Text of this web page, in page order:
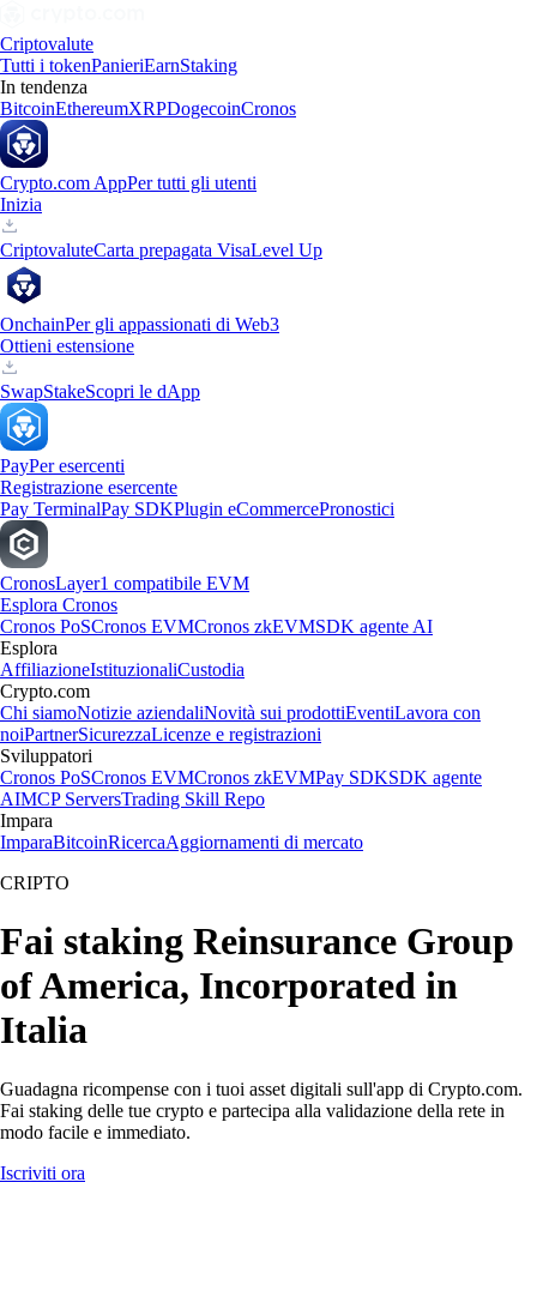
Criptovalute
Tutti i tokenPanieriEarnStaking
In tendenza
BitcoinEthereumXRPDogecoinCronos
Crypto.com AppPer tutti gli utenti
Inizia
CriptovaluteCarta prepagata VisaLevel Up
OnchainPer gli appassionati di Web3
Ottieni estensione
SwapStakeScopri le dApp
PayPer esercenti
Registrazione esercente
Pay TerminalPay SDKPlugin eCommercePronostici
CronosLayer1 compatibile EVM
Esplora Cronos
Cronos PoSCronos EVMCronos zkEVMSDK agente AI
Esplora
AffiliazioneIstituzionaliCustodia
Crypto.com
Chi siamoNotizie aziendaliNovità sui prodottiEventiLavora con
noiPartnerSicurezzaLicenze e registrazioni
Sviluppatori
Cronos PoSCronos EVMCronos zkEVMPay SDKSDK agente
AIMCP ServersTrading Skill Repo
Impara
ImparaBitcoinRicercaAggiornamenti di mercato
CRIPTO
Fai staking Reinsurance Group
of America, Incorporated in
Italia
Guadagna ricompense con i tuoi asset digitali sull'app di Crypto.com.
Fai staking delle tue crypto e partecipa alla validazione della rete in
modo facile e immediato.
Iscriviti ora